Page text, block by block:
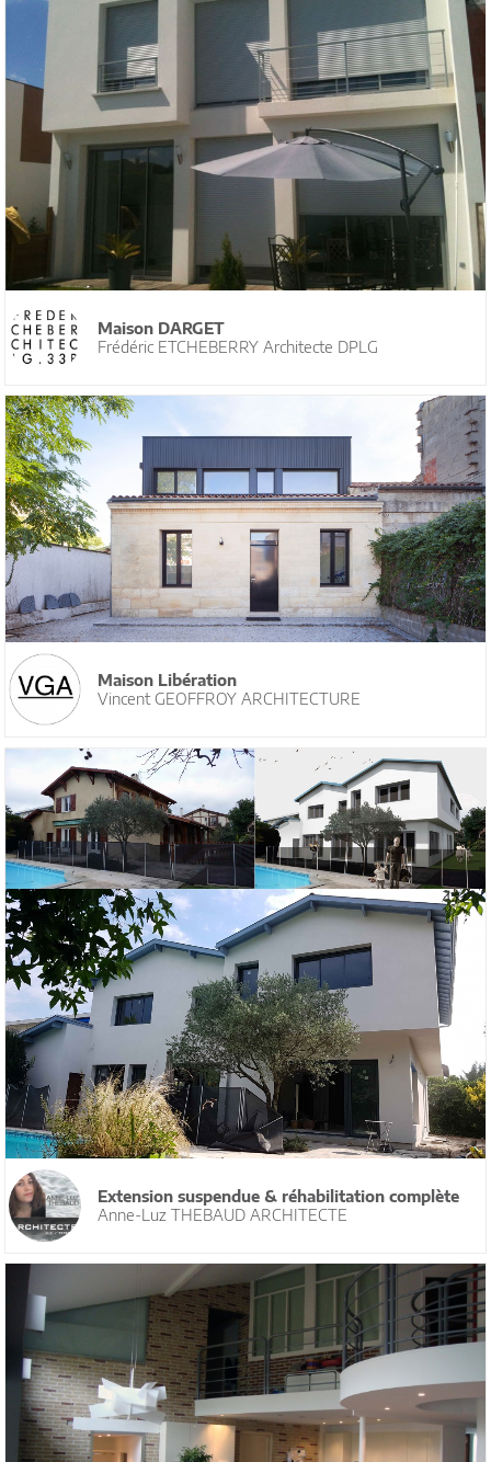
Maison DARGET
Frédéric ETCHEBERRY Architecte DPLG
Maison Libération
Vincent GEOFFROY ARCHITECTURE
Extension suspendue & réhabilitation complète
Anne-Luz THEBAUD ARCHITECTE